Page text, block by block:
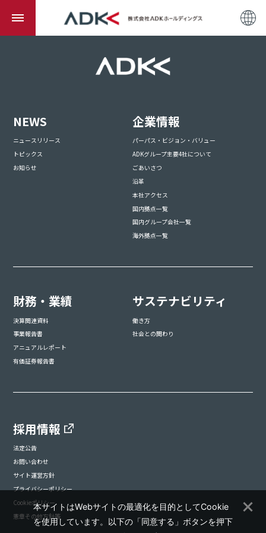
NEWS
ニュースリリース
トピックス
お知らせ
企業情報
パーパス・ビジョン・バリュー
ADKグループ主要4社について
ごあいさつ
沿革
本社アクセス
国内拠点一覧
国内グループ会社一覧
海外拠点一覧
財務・業績
決算関連資料
事業報告書
アニュアルレポート
有価証券報告書
サステナビリティ
働き方
社会との関わり
採用情報
法定公告
お問い合わせ
サイト運営方針
プライバシーポリシー
Cookieポリシー
憲章その他方針等
本サイトはWebサイトの最適化を目的としてCookie
を使用しています。以下の「同意する」ボタンを押下